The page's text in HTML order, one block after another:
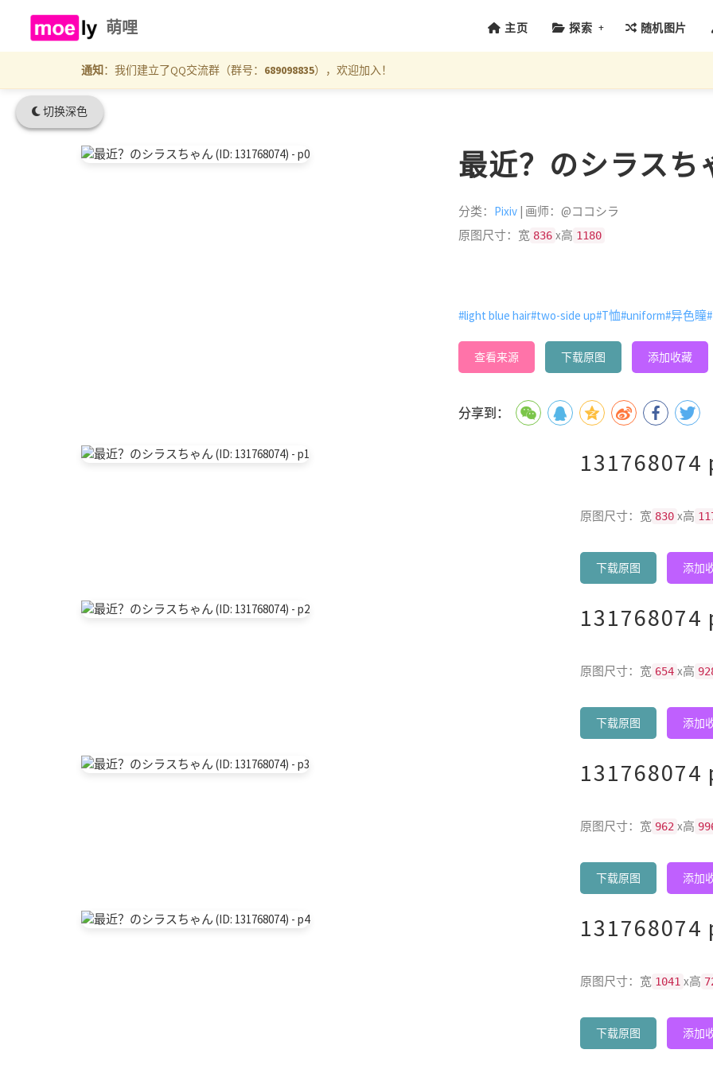
切换深色
萌哩 主页 探索 + 随机图片
通知：我们建立了QQ交流群（群号： 689098835），欢迎加入！
最近？のシラスち
分类： Pixiv | 画师：@ココシラ
原图尺寸：宽 836 x高 1180
#light blue hair#two-side up#T恤#uniform#异色瞳
查看来源 下载原图 添加收藏
分享到：
131768074
原图尺寸：宽 830 x高
下载原图 添加
131768074
原图尺寸：宽 654 x高
下载原图 添加
131768074
原图尺寸：宽 962 x高
下载原图 添加
131768074
原图尺寸：宽 1041 x高
下载原图 添加